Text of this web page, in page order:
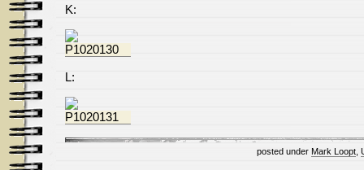
K:
L:
posted under Mark Loopt